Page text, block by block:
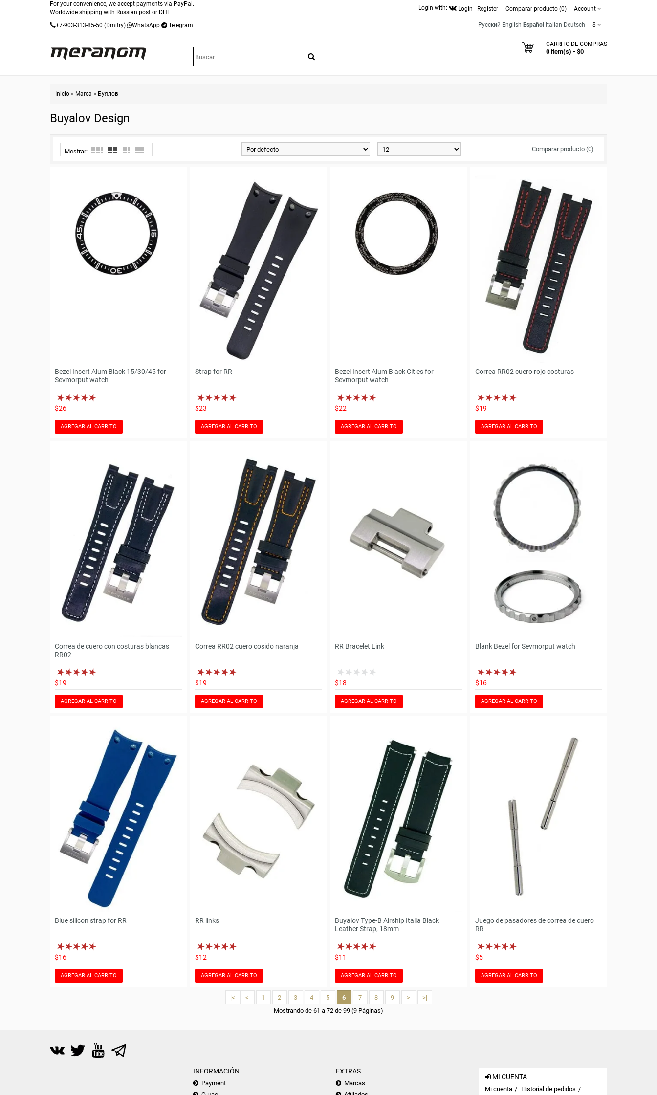
For your convenience, we accept payments via PayPal.
Worldwide shipping with Russian post or DHL.
+7-903-313-85-50 (Dmitry) WhatsApp Telegram
Login with: Login Register Comparar producto (0) Account
Русский English Español Italian Deutsch $
CARRITO DE COMPRAS
0 item(s) - $0
Inicio » Marca » Буялов
Buyalov Design
Mostrar: Comparar producto (0)
Bezel Insert Alum Black 15/30/45 for
Sevmorput watch
$26
AGREGAR AL CARRITO
Strap for RR
$23
AGREGAR AL CARRITO
Bezel Insert Alum Black Cities for
Sevmorput watch
$22
AGREGAR AL CARRITO
Correa RR02 cuero rojo costuras
$19
AGREGAR AL CARRITO
Correa de cuero con costuras blancas
RR02
$19
AGREGAR AL CARRITO
Correa RR02 cuero cosido naranja
$19
AGREGAR AL CARRITO
RR Bracelet Link
$18
AGREGAR AL CARRITO
Blank Bezel for Sevmorput watch
$16
AGREGAR AL CARRITO
Blue silicon strap for RR
$16
AGREGAR AL CARRITO
RR links
$12
AGREGAR AL CARRITO
Buyalov Type-B Airship Italia Black
Leather Strap, 18mm
$11
AGREGAR AL CARRITO
Juego de pasadores de correa de cuero
RR
$5
AGREGAR AL CARRITO
|< < 1 2 3 4 5 6 7 8 9 >
>|
Mostrando de 61 a 72 de 99 (9 Páginas)
INFORMACIÓN
Payment
EXTRAS
Marcas
MI CUENTA
Mi cuenta Historial de pedidos